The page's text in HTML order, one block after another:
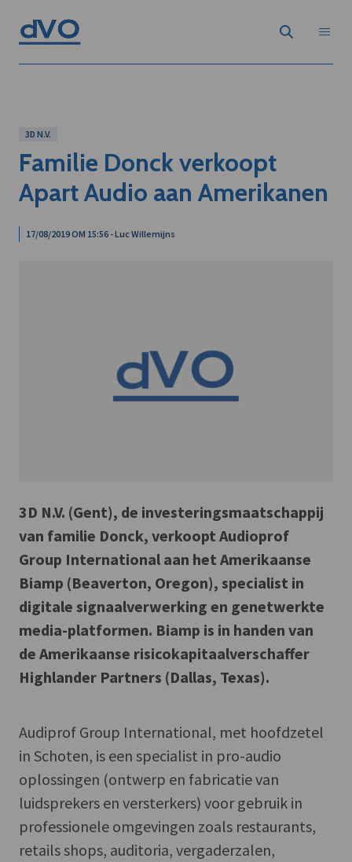
3D N.V.
Familie Donck verkoopt
Apart Audio aan Amerikanen
17/08/2019 OM 15:56 - Luc Willemijns
3D N.V. (Gent), de investeringsmaatschappij
van familie Donck, verkoopt Audioprof
Group International aan het Amerikaanse
Biamp (Beaverton, Oregon), specialist in
digitale signaalverwerking en genetwerkte
media-platformen. Biamp is in handen van
de Amerikaanse risicokapitaalverschaffer
Highlander Partners (Dallas, Texas).
Audiprof Group International, met hoofdzetel
in Schoten, is een specialist in pro-audio
oplossingen (ontwerp en fabricatie van
luidsprekers en versterkers) voor gebruik in
professionele omgevingen zoals restaurants,
retails shops, auditoria, vergaderzalen,